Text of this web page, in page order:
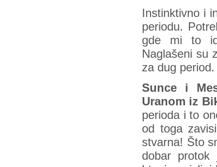
Instinktivno i
periodu.
gde mi to
Naglašeni su
za dug period.
Sunce i
Uranom iz
perioda i to
od toga
stvarna! Što
dobar protok